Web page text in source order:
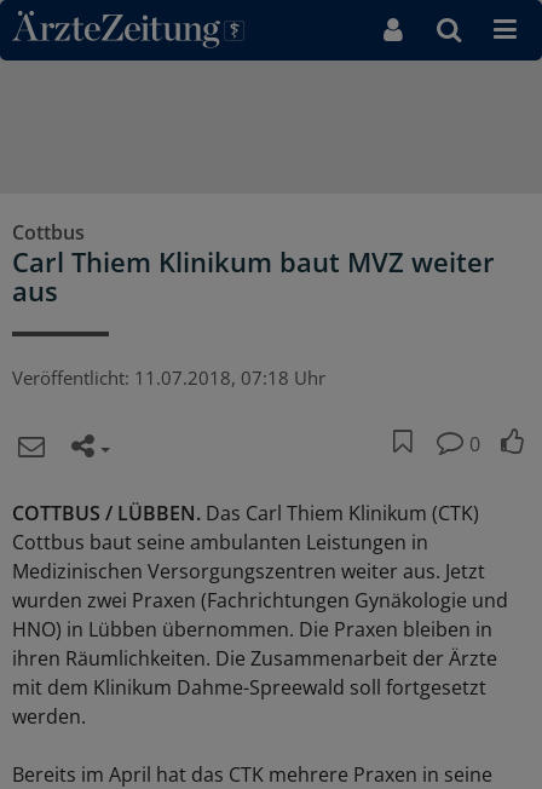
Direkt zum Inhaltsbereich
Cottbus
Carl Thiem Klinikum baut MVZ weiter
aus
Veröffentlicht: 11.07.2018, 07:18 Uhr
0
COTTBUS / LÜBBEN. Das Carl Thiem Klinikum (CTK)
Cottbus baut seine ambulanten Leistungen in
Medizinischen Versorgungszentren weiter aus. Jetzt
wurden zwei Praxen (Fachrichtungen Gynäkologie und
HNO) in Lübben übernommen. Die Praxen bleiben in
ihren Räumlichkeiten. Die Zusammenarbeit der Ärzte
mit dem Klinikum Dahme-Spreewald soll fortgesetzt
werden.
Bereits im April hat das CTK mehrere Praxen in seine